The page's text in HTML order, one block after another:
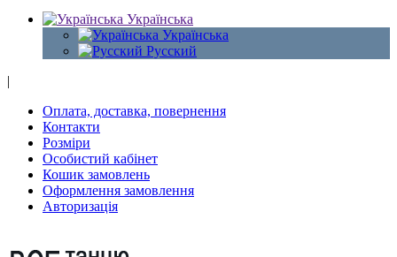
Українська
Українська
Русский
|
Оплата, доставка, повернення
Контакти
Розміри
Особистий кабінет
Кошик замовлень
Оформлення замовлення
Авторизація